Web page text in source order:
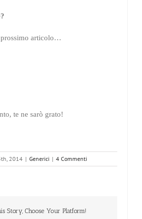
articolo…
te ne sarò grato!
2014 | Generici | 4 Commenti
Story, Choose Your Platform!